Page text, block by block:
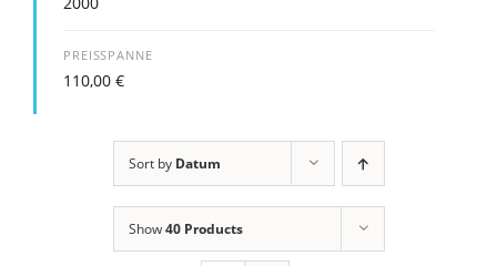
PREISSPANNE
110,00 €
Sort by Datum
Show40 Products